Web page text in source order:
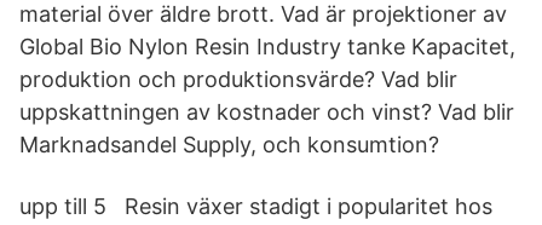
material över äldre brott. Vad är projektioner av
Global Bio Nylon Resin Industry tanke Kapacitet,
produktion och produktionsvärde? Vad blir
uppskattningen av kostnader och vinst? Vad blir
Marknadsandel Supply, och konsumtion?
upp till 5 Resin växer stadigt i popularitet hos